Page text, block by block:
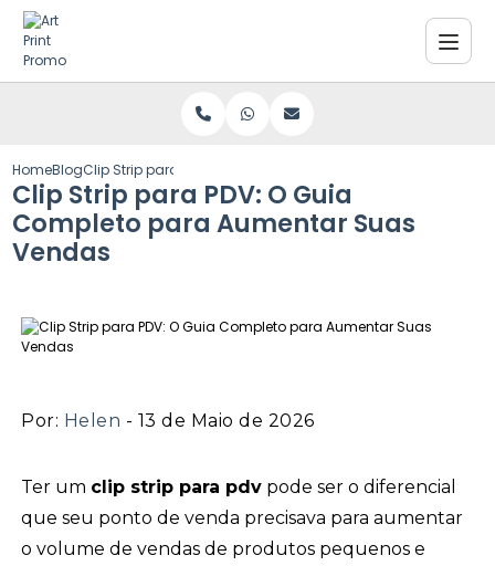
HomeBlogClip Strip para PDV: O Guia Completo para Aumentar Suas
Clip Strip para PDV: O Guia
Completo para Aumentar Suas
Vendas
Por: Helen - 13 de Maio de 2026
Ter um clip strip para pdv pode ser o diferencial
que seu ponto de venda precisava para aumentar
o volume de vendas de produtos pequenos e